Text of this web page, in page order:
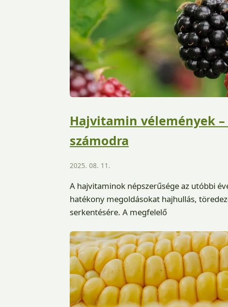
Hajvitamin vélemények
számodra
2025. 08. 11.
A hajvitaminok népszerűsége az utóbbi
hatékony megoldásokat hajhullás,
serkentésére. A megfelelő